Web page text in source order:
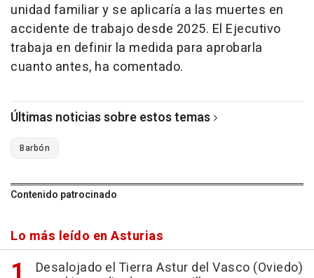
unidad familiar y se aplicaría a las muertes en
accidente de trabajo desde 2025. El Ejecutivo
trabaja en definir la medida para aprobarla
cuanto antes, ha comentado.
Últimas noticias sobre estos temas
Barbón
Contenido patrocinado
Lo más leído en Asturias
Desalojado el Tierra Astur del Vasco (Oviedo)